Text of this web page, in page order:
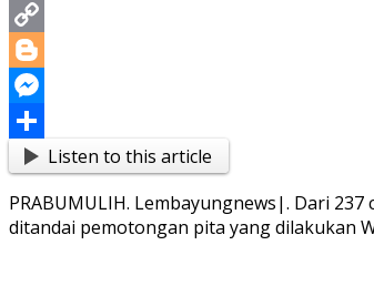
Print
Copy
Link
Blogger
Messenger
ShareListen to this article
PRABUMULIH. Lembayungnews|. Dari
ditandai pemotongan pita yang dilakukan